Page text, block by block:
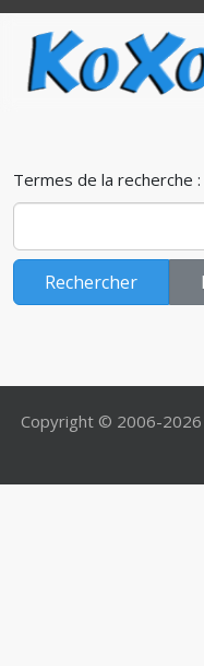
Formulaire de
Termes de la recherche :
Rechercher
Copyright © 2006-